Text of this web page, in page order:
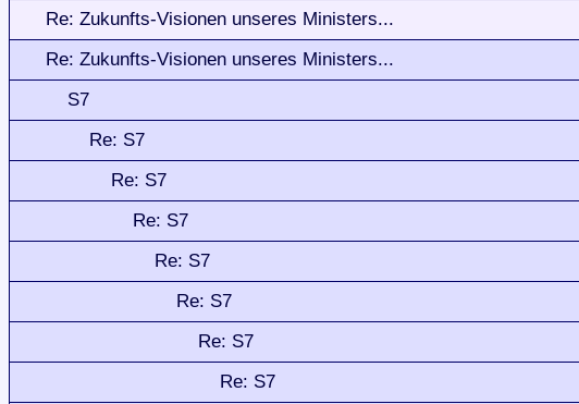
Re: Zukunfts-Visionen unseres Ministers...
Re: Zukunfts-Visionen unseres Ministers...
S7
Re: S7
Re: S7
Re: S7
Re: S7
Re: S7
Re: S7
Re: S7